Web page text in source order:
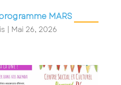
MARS
| Mai 26, 2026